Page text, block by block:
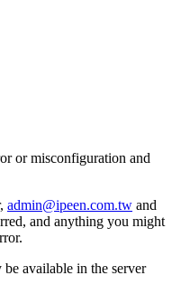
or misconfiguration and
admin@ipeen.com.tw and
and anything you might
available in the server